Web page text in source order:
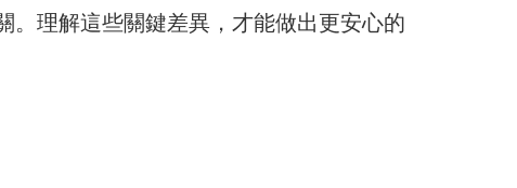
理解這些關鍵差異，才能做出更安心的